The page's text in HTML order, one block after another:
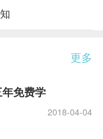
更多
免费学
2018-04-04